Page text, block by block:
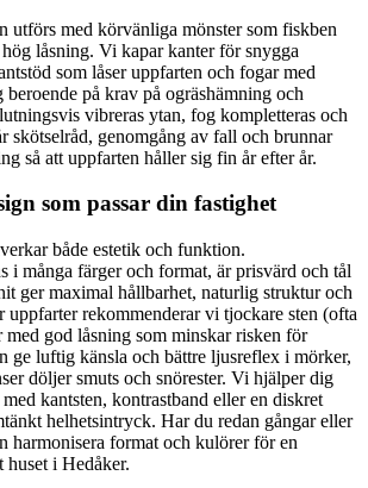
utförs med körvänliga mönster som fiskben
låsning. Vi kapar kanter för snygga
som låser uppfarten och fogar med
på krav på ogräshämning och
vibreras ytan, fog kompletteras och
skötselråd, genomgång av fall och brunnar
så att uppfarten håller sig fin år efter år.
som passar din fastighet
både estetik och funktion.
i många färger och format, är prisvärd och tål
ger maximal hållbarhet, naturlig struktur och
rekommenderar vi tjockare sten (ofta
med god låsning som minskar risken för
ge luftig känsla och bättre ljusreflex i mörker,
döljer smuts och snörester. Vi hjälper dig
kantsten, kontrastband eller en diskret
helhetsintryck. Har du redan gångar eller
harmonisera format och kulörer för en
i Hedåker.